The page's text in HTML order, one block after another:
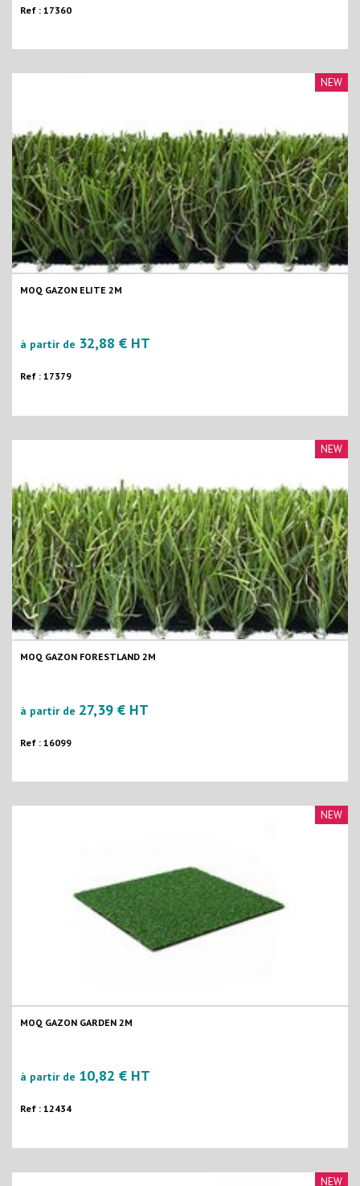
Ref : 17360
MOQ GAZON ELITE 2M
à partir de 32,88 € HT
NEW
Ref : 17379
MOQ GAZON FORESTLAND 2M
à partir de 27,39 € HT
NEW
Ref : 16099
MOQ GAZON GARDEN 2M
à partir de 10,82 € HT
NEW
Ref : 12434
NEW